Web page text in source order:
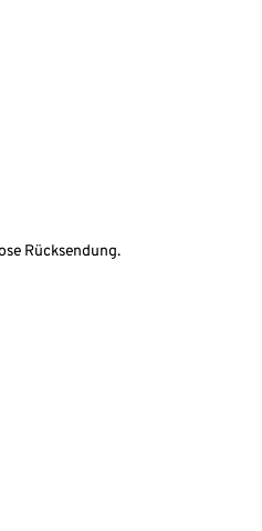
Rücksendung.